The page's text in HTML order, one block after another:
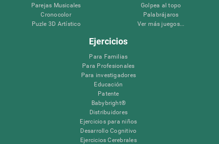
Parejas Musicales
Cronocolor
Puzle 3D Artístico
Golpea al topo
Palabrájaros
Ver más juegos...
Ejercicios
Para Familias
Para Profesionales
Para investigadores
Educación
Patente
Babybright®
Distribuidores
Ejercicios para niños
Desarrollo Cognitivo
Ejercicios Cerebrales